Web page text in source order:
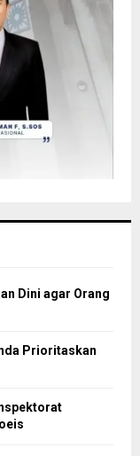
Dini agar Orang
Prioritaskan